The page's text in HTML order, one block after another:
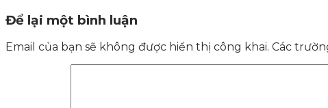
Để lại một bình luận
Email của bạn sẽ không được hiển thị công khai. Các